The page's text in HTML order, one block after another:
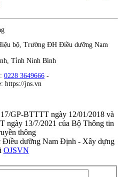
bộ, Trường ĐH Điều dưỡng Nam
Tỉnh Ninh Bình
0228 3649666 -
https://jns.vn
GP-BTTTT ngày 12/01/2018 và
ngày 13/7/2021 của Bộ Thông tin
thông
dưỡng Nam Định - Xây dựng
OJSVN